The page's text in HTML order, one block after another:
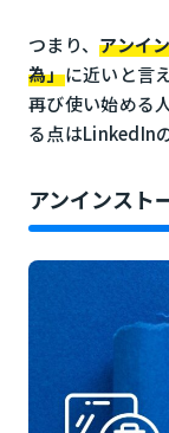
つまり、アンイ
為」に近いと言
再び使い始める
る点はLinkedIn
アンインスト